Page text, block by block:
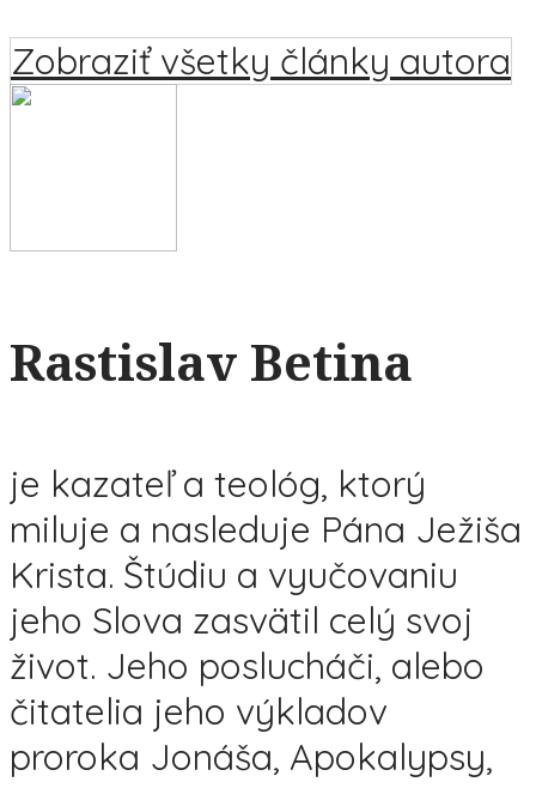
Zobraziť všetky články autora
Rastislav Betina
je kazateľ a teológ, ktorý
miluje a nasleduje Pána Ježiša
Krista. Štúdiu a vyučovaniu
jeho Slova zasvätil celý svoj
život. Jeho poslucháči, alebo
čitatelia jeho výkladov
proroka Jonáša, Apokalypsy,